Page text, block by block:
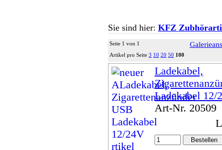
Sie sind hier: KFZ
Seite 1 von 1
Artikel pro Seite 3 10 20 50 100
Ladekabel,
Ladekabel 12/
Art-Nr. 20509